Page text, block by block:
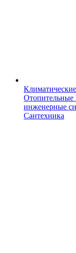
Отопительные
инженерные
Сантехника